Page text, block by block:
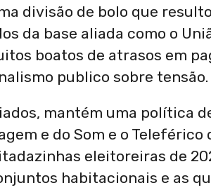
divisão de bolo que
da base aliada como o
boatos de atrasos em
publico sobre tensão.
mantém uma política
e do Som e o
eleitoreiras de
habitacionais e as